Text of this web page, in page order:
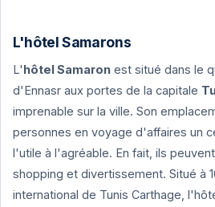
L'hôtel Samarons
L'hôtel Samaron est situé dans le
d'Ennasr aux portes de la capitale
imprenable sur la ville. Son
personnes en voyage d'affaires un
l'utile à l'agréable. En fait, ils
shopping et divertissement. Situé à
international de Tunis Carthage,